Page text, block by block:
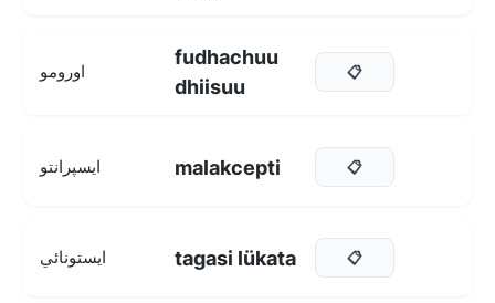
اورومو
fudhachuu
dhiisuu
📋
ايسپرانتو malakcepti 📋
ايستونائي tagasi lükata 📋